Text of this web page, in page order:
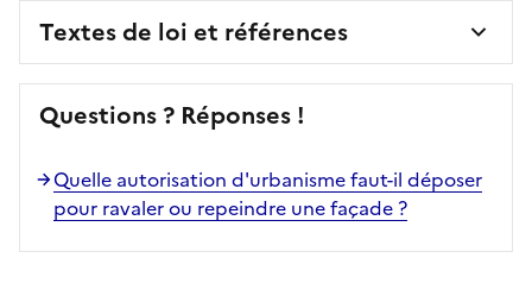
Textes de loi et références
Questions ? Réponses !
Quelle autorisation d'urbanisme faut-il déposer
pour ravaler ou repeindre une façade ?